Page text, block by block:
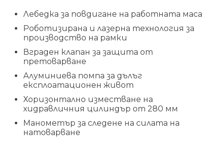
Лебедка за повдигане на работната маса
Роботизирана и лазерна технология за
производство на рамки
Вграден клапан за защита от
претоварване
Алуминиева помпа за дълъг
експлоатационен живот
Хоризонтално изместване на
хидравличния цилиндър от 280 мм
Манометър за следене на силата на
натоварване